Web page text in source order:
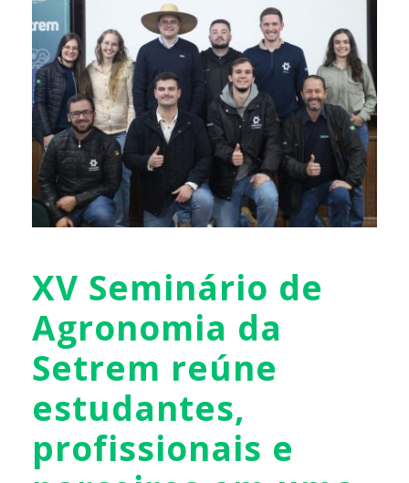
XV Seminário de
Agronomia da
Setrem reúne
estudantes,
profissionais e